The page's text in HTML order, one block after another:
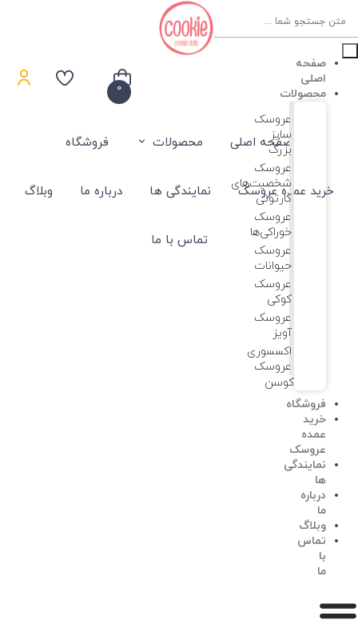
search
0
صفحه اصلی محصولات فروشگاه
خرید عمده عروسک نمایندگی ها درباره ما وبلاگ
تماس با ما
صفحه
اصلی
محصولات
عروسک
سایز
بزرگ
عروسک‌
شخصیت‌های
کارتونی
عروسک
خوراکی‌ها
عروسک
حیوانات
عروسک
کوکی
عروسک
آویز
اکسسوری
عروسک
کوسن
فروشگاه
خرید
عمده
عروسک
نمایندگی
ها
درباره
ما
وبلاگ
تماس
با
ما